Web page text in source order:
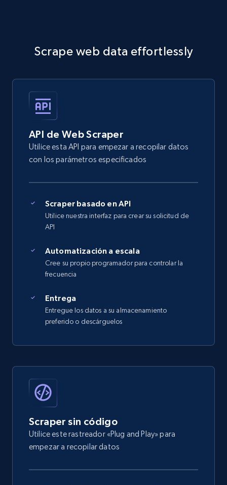
Scrape web data effortlessly
API de Web Scraper
Utilice esta API para empezar a recopilar datos
con los parámetros especificados
Scraper basado en API
Utilice nuestra interfaz para crear su solicitud de
API
Automatización a escala
Cree su propio programador para controlar la
frecuencia
Entrega
Entregue los datos a su almacenamiento
preferido o descárguelos
Scraper sin código
Utilice este rastreador «Plug and Play» para
empezar a recopilar datos